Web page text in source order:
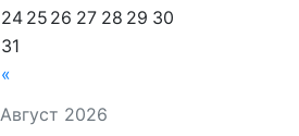
Август 2026
«
24 25 26 27 28 29 30
31